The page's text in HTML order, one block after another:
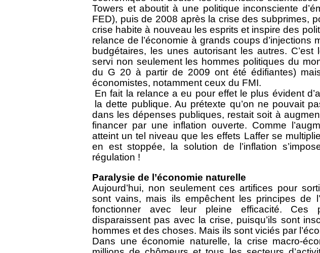
Towers et aboutit à une politique inconsciente
FED), puis de 2008 après la crise des subprimes,
crise habite à nouveau les esprits et inspire des
relance de l’économie à grands coups d’injections
budgétaires, les unes autorisant les autres.
servi non seulement les hommes politiques du
du G 20 à partir de 2009 ont été édifiantes)
économistes, notamment ceux du FMI.
En fait la relance a eu pour effet le plus évident
la dette publique. Au prétexte qu’on ne pouvait
dans les dépenses publiques, restait soit à
financer par une inflation ouverte. Comme
atteint un tel niveau que les effets Laffer se
en est stoppée, la solution de l’inflation
régulation !
Paralysie de l’économie naturelle
Aujourd’hui, non seulement ces artifices pour
sont vains, mais ils empêchent les principes de
fonctionner avec leur pleine efficacité. Ces
disparaissent pas avec la crise, puisqu’ils sont
hommes et des choses. Mais ils sont viciés par
Dans une économie naturelle, la crise macro-